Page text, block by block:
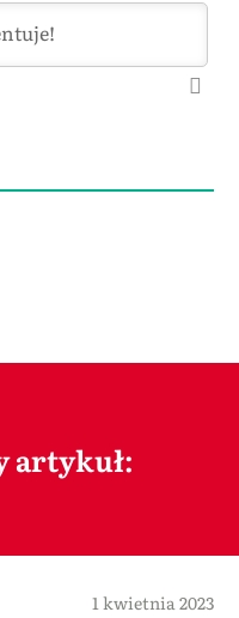
artykuł:
1 kwietnia 2023